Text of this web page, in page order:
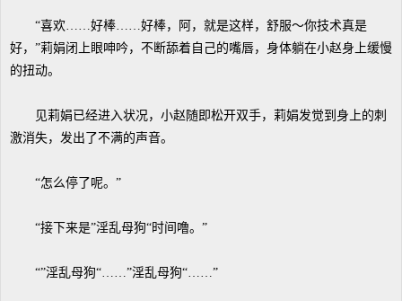
“喜欢……好棒……好棒，阿，就是这样，舒服～你技术真是
好，”莉娟闭上眼呻吟，不断舔着自己的嘴唇，身体躺在小赵身上缓慢
的扭动。
见莉娟已经进入状况，小赵随即松开双手，莉娟发觉到身上的刺
激消失，发出了不满的声音。
“怎么停了呢。”
“接下来是”淫乱母狗“时间噜。”
“”淫乱母狗“……”淫乱母狗“……”